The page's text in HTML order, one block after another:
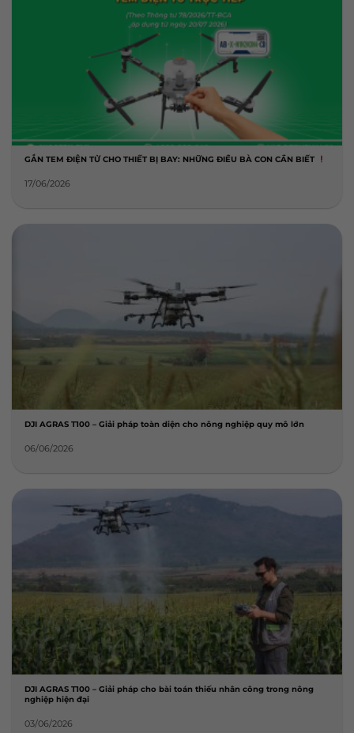
GẮN TEM ĐIỆN TỬ CHO THIẾT BỊ BAY: NHỮNG ĐIỀU BÀ CON CẦN BIẾT
17/06/2026
DJI AGRAS T100 – Giải pháp toàn diện cho nông nghiệp quy mô lớn
06/06/2026
DJI AGRAS T100 – Giải pháp cho bài toán thiếu nhân công trong nông
nghiệp hiện đại
03/06/2026